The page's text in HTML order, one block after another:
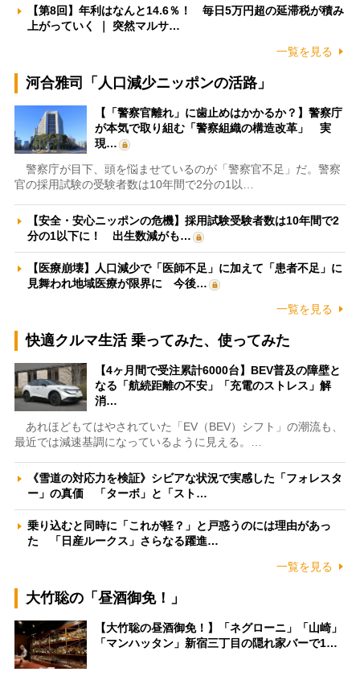
【第8回】年利はなんと14.6％！ 毎日5万円超の延滞税が積み
上がっていく ｜ 突然マルサ…
一覧を見る
河合雅司「人口減少ニッポンの活路」
【「警察官離れ」に歯止めはかかるか？】警察庁
が本気で取り組む「警察組織の構造改革」 実
現…
警察庁が目下、頭を悩ませているのが「警察官不足」だ。警察
官の採用試験の受験者数は10年間で2分の1以…
【安全・安心ニッポンの危機】採用試験受験者数は10年間で2
分の1以下に！ 出生数減がも…
【医療崩壊】人口減少で「医師不足」に加えて「患者不足」に
見舞われ地域医療が限界に 今後…
一覧を見る
快適クルマ生活 乗ってみた、使ってみた
【4ヶ月間で受注累計6000台】BEV普及の障壁と
なる「航続距離の不安」「充電のストレス」解
消…
あれほどもてはやされていた「EV（BEV）シフト」の潮流も、
最近では減速基調になっているように見える。…
《雪道の対応力を検証》シビアな状況で実感した「フォレスタ
ー」の真価 「ターボ」と「スト…
乗り込むと同時に「これが軽？」と戸惑うのには理由があっ
た 「日産ルークス」さらなる躍進…
一覧を見る
大竹聡の「昼酒御免！」
【大竹聡の昼酒御免！】「ネグローニ」「山崎」
「マンハッタン」新宿三丁目の隠れ家バーで1…